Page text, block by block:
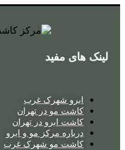
های مفید
ابرو شهرک غرب
کاشت مو در تهران
کاشت ابرو در تهران
درباره مرکز مو و ابرو
کاشت مو شهرک غرب